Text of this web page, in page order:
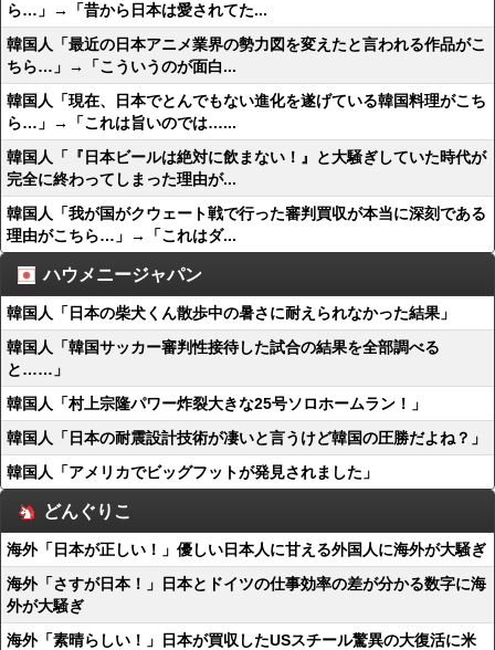
ら…」→「昔から日本は愛されてた...
韓国人「最近の日本アニメ業界の勢力図を変えたと言われる作品がこ
ちら…」→「こういうのが面白...
韓国人「現在、日本でとんでもない進化を遂げている韓国料理がこち
ら…」→「これは旨いのでは…...
韓国人「『日本ビールは絶対に飲まない！』と大騒ぎしていた時代が
完全に終わってしまった理由が...
韓国人「我が国がクウェート戦で行った審判買収が本当に深刻である
理由がこちら…」→「これはダ...
ハウメニージャパン
韓国人「日本の柴犬くん散歩中の暑さに耐えられなかった結果」
韓国人「韓国サッカー審判性接待した試合の結果を全部調べる
と……」
韓国人「村上宗隆パワー炸裂大きな25号ソロホームラン！」
韓国人「日本の耐震設計技術が凄いと言うけど韓国の圧勝だよね？」
韓国人「アメリカでビッグフットが発見されました」
どんぐりこ
海外「日本が正しい！」優しい日本人に甘える外国人に海外が大騒ぎ
海外「さすが日本！」日本とドイツの仕事効率の差が分かる数字に海
外が大騒ぎ
海外「素晴らしい！」日本が買収したUSスチール驚異の大復活に米